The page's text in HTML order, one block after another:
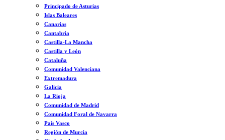
Principado de Asturias
Islas Baleares
Canarias
Cantabria
Castilla-La Mancha
Castilla y León
Cataluña
Comunidad Valenciana
Extremadura
Galicia
La Rioja
Comunidad de Madrid
Comunidad Foral de Navarra
País Vasco
Región de Murcia